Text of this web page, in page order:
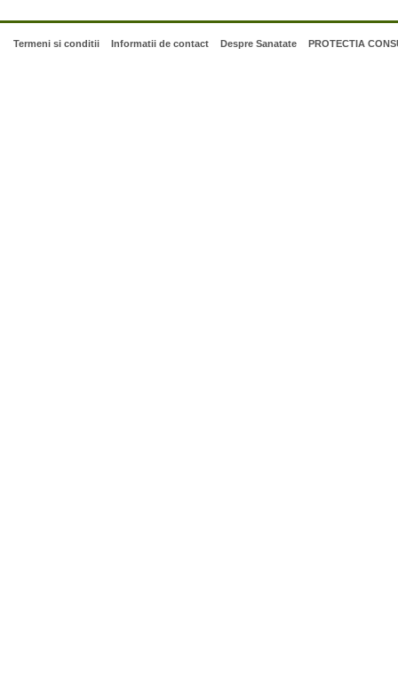
Termeni si conditii Informatii de contact Despre Sanatate PROTECTIA